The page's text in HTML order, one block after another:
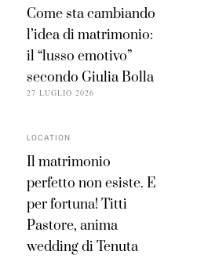
Come sta cambiando
l’idea di matrimonio:
il “lusso emotivo”
secondo Giulia Bolla
27 LUGLIO 2026
LOCATION
Il matrimonio
perfetto non esiste. E
per fortuna! Titti
Pastore, anima
wedding di Tenuta